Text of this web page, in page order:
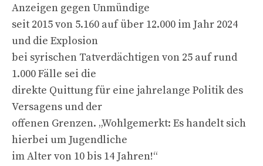
Anzeigen gegen Unmündige
seit 2015 von 5.160 auf über 12.000 im Jahr 2024
und die Explosion
bei syrischen Tatverdächtigen von 25 auf rund
1.000 Fälle sei die
direkte Quittung für eine jahrelange Politik des
Versagens und der
offenen Grenzen. „Wohlgemerkt: Es handelt sich
hierbei um Jugendliche
im Alter von 10 bis 14 Jahren!“